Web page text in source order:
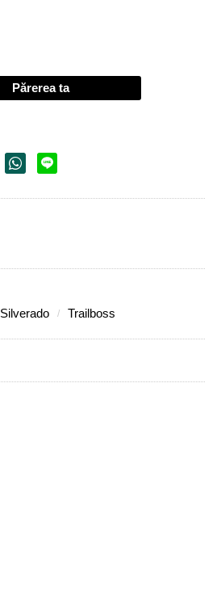
Părerea ta
Silverado Trailboss